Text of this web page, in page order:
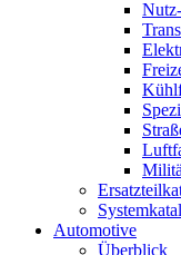
Automotive
Überblick